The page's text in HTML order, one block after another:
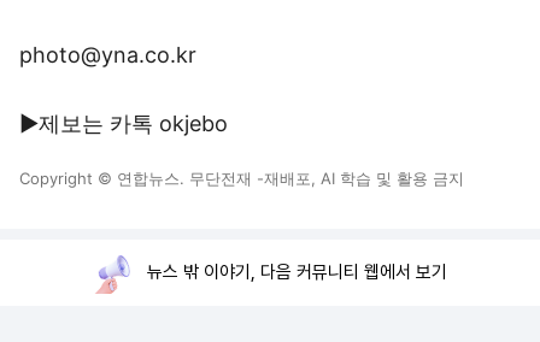
photo@yna.co.kr
▶제보는 카톡 okjebo
Copyright © 연합뉴스. 무단전재 -재배포, AI 학습 및 활용 금지
뉴스 밖 이야기, 다음 커뮤니티 웹에서 보기